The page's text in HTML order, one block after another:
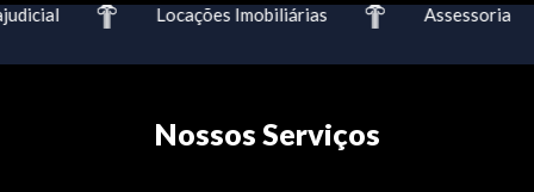
Locações Imobiliárias Assessoria
Nossos Serviços